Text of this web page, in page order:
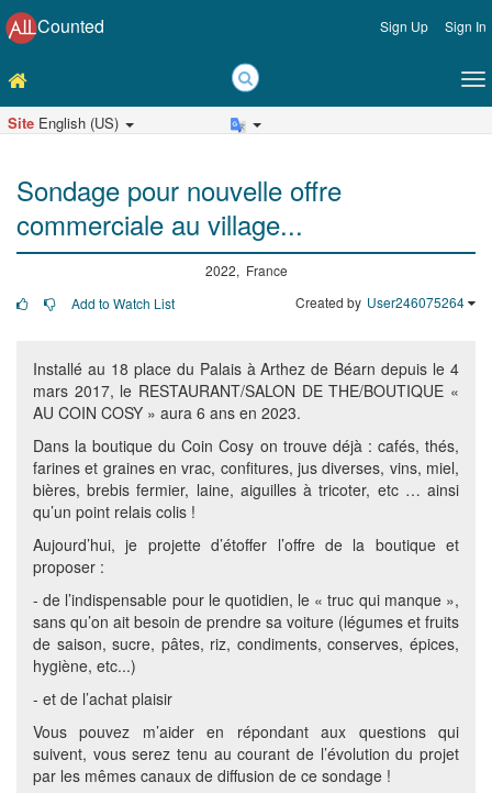
Counted Sign Up Sign In
Site English (US)
Sondage pour nouvelle offre
commerciale au village...
2022, France
Add to Watch List
Created by User246075264
Installé au 18 place du Palais à Arthez de Béarn depuis le 4
mars 2017, le RESTAURANT/SALON DE THE/BOUTIQUE «
AU COIN COSY » aura 6 ans en 2023.
Dans la boutique du Coin Cosy on trouve déjà : cafés, thés,
farines et graines en vrac, confitures, jus diverses, vins, miel,
bières, brebis fermier, laine, aiguilles à tricoter, etc … ainsi
qu’un point relais colis !
Aujourd’hui, je projette d’étoffer l’offre de la boutique et
proposer :
- de l’indispensable pour le quotidien, le « truc qui manque »,
sans qu’on ait besoin de prendre sa voiture (légumes et fruits
de saison, sucre, pâtes, riz, condiments, conserves, épices,
hygiène, etc...)
- et de l’achat plaisir
Vous pouvez m’aider en répondant aux questions qui
suivent, vous serez tenu au courant de l’évolution du projet
par les mêmes canaux de diffusion de ce sondage !